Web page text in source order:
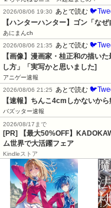
2026/08/06 19:30
あとで読む
【ハンターハンター】ゴン「な
あにまんch
2026/08/06 21:35
あとで読む
【画像】漫画家・桂正和の描い
し方」「実写かと思いました]
アニゲー速報
2026/08/06 21:25
あとで読む
【速報】ちんこ4cmしかないか
バズッター速報
2026/08/17まで
[PR] 【最大50%OFF】
ム世界で大活躍フェア
Kindleストア